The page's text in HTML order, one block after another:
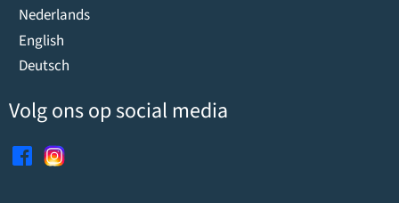
Nederlands
English
Deutsch
Volg ons op social media